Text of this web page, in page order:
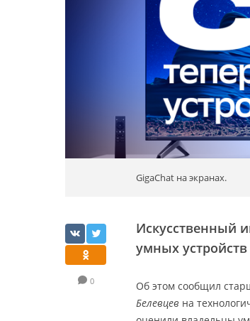
GigaChat на экранах.
0
Искусственный
умных
Об этом сообщил
Белевцев на